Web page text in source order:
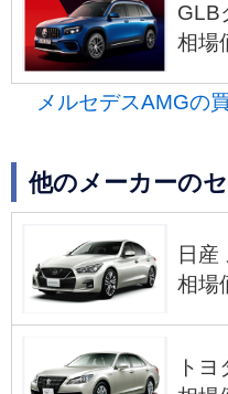
GLB
相場
メルセデスAMGの
他のメーカーの
日産
相場
ト